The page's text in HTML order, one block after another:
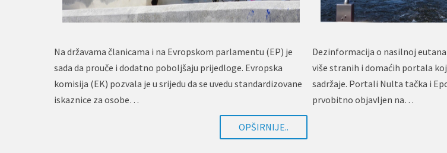
Na državama članicama i na Evropskom parlamentu (EP) je
sada da prouče i dodatno poboljšaju prijedloge. Evropska
komisija (EK) pozvala je u srijedu da se uvedu standardizovane
iskaznice za osobe…
OPŠIRNIJE..
Dezinformacija o nasilnoj
više stranih i domaćih portala
sadržaje. Portali Nulta tačka i
prvobitno objavljen na…